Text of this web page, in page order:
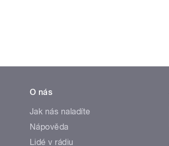
O nás
Jak nás naladíte
Nápověda
Lidé v rádiu